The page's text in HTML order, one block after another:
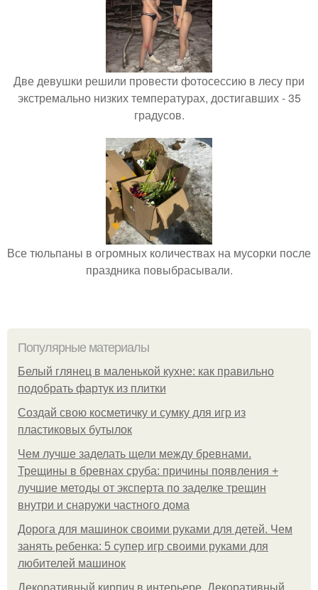
Две девушки решили провести фотосессию в лесу при
экстремально низких температурах, достигавших - 35
градусов.
Все тюльпаны в огромных количествах на мусорки после
праздника повыбрасывали.
Популярные материалы
Белый глянец в маленькой кухне: как правильно
подобрать фартук из плитки
Создай свою косметичку и сумку для игр из
пластиковых бутылок
Чем лучше заделать щели между бревнами.
Трещины в бревнах сруба: причины появления +
лучшие методы от эксперта по заделке трещин
внутри и снаружи частного дома
Дорога для машинок своими руками для детей. Чем
занять ребенка: 5 супер игр своими руками для
любителей машинок